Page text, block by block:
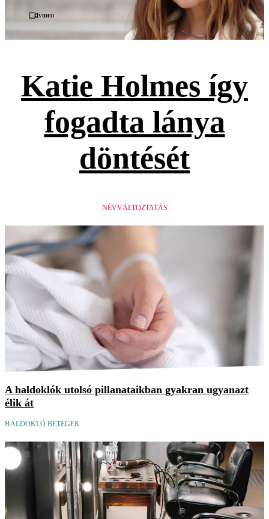
Videó
Katie Holmes így
fogadta lánya
döntését
NÉVVÁLTOZTATÁS
A haldoklók utolsó pillanataikban gyakran ugyanazt
élik át
HALDOKLÓ BETEGEK